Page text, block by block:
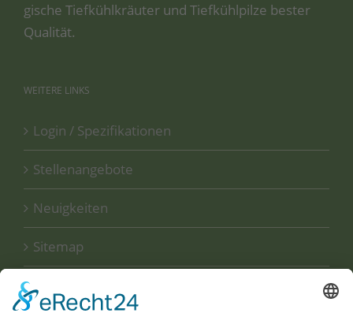
gi­sche Tief­kühl­kräu­ter und Tief­kühl­pil­ze bes­ter
Qualität.
WEITERE LINKS
Login / Spezifikationen
Stellenangebote
Neuigkeiten
Sitemap
Disclaimer